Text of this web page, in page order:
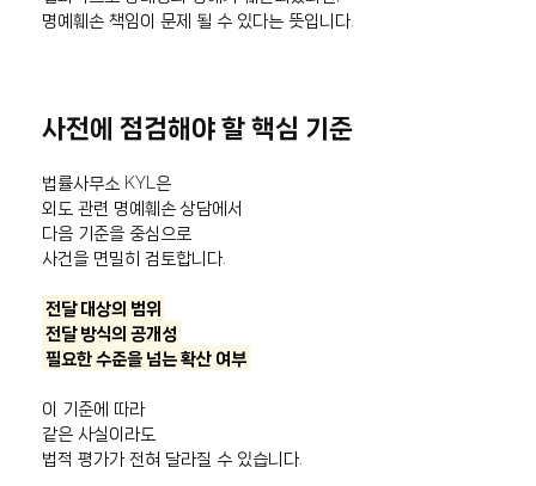
명예훼손 책임이 문제 될 수 있다는 뜻입니다.
사전에 점검해야 할 핵심 기준
법률사무소 KYL은
외도 관련 명예훼손 상담에서
다음 기준을 중심으로
사건을 면밀히 검토합니다.
전달 대상의 범위
전달 방식의 공개성
필요한 수준을 넘는 확산 여부
이 기준에 따라
같은 사실이라도
법적 평가가 전혀 달라질 수 있습니다.